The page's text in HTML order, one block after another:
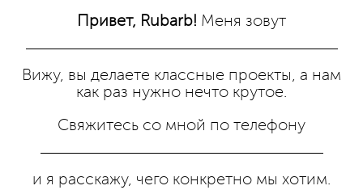
Привет, Rubarb! Меня зовут
Вижу, вы делаете классные проекты, а нам
как раз нужно нечто крутое.
Свяжитесь со мной по телефону
и я расскажу, чего конкретно мы хотим.